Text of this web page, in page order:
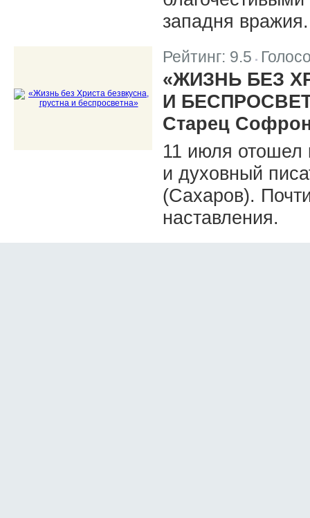
западня вражия.
Рейтинг: 9.5
«ЖИЗНЬ БЕЗ
И
Старец
11 июля отошел
и духовный
(Сахаров).
наставления.